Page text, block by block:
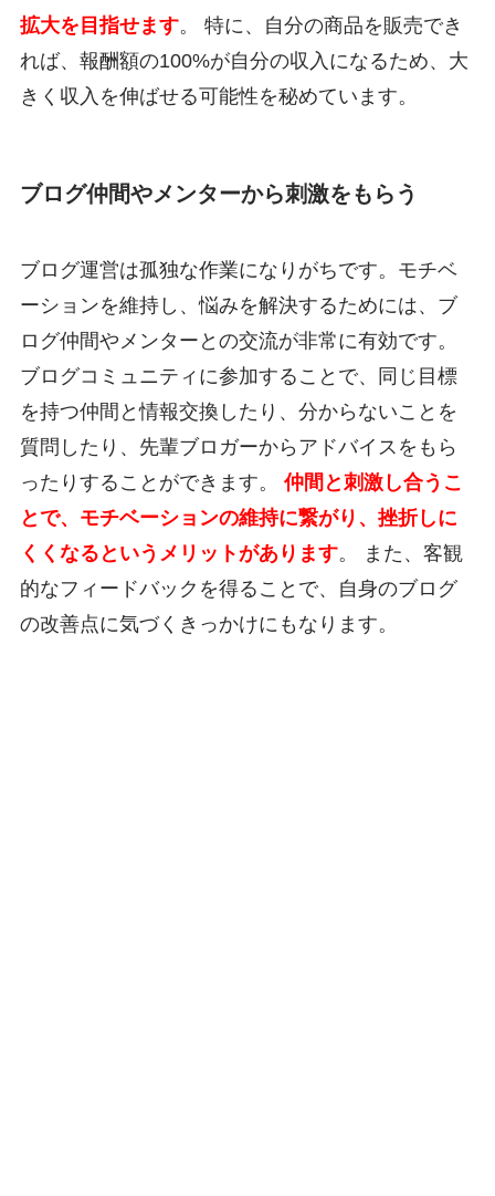
拡大を目指せます。 特に、自分の商品を販売でき
れば、報酬額の100%が自分の収入になるため、大
きく収入を伸ばせる可能性を秘めています。
ブログ仲間やメンターから刺激をもらう
ブログ運営は孤独な作業になりがちです。モチベ
ーションを維持し、悩みを解決するためには、ブ
ログ仲間やメンターとの交流が非常に有効です。
ブログコミュニティに参加することで、同じ目標
を持つ仲間と情報交換したり、分からないことを
質問したり、先輩ブロガーからアドバイスをもら
ったりすることができます。 仲間と刺激し合うこ
とで、モチベーションの維持に繋がり、挫折しに
くくなるというメリットがあります。 また、客観
的なフィードバックを得ることで、自身のブログ
の改善点に気づくきっかけにもなります。